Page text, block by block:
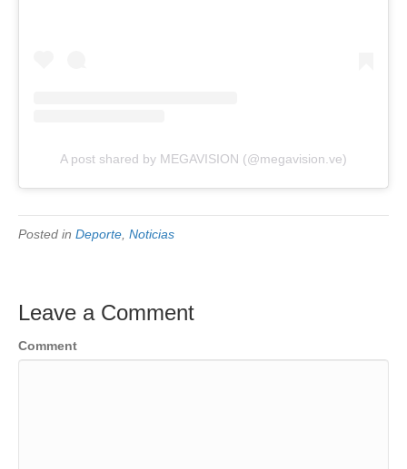
A post shared by MEGAVISION (@megavision.ve)
Posted in Deporte Noticias
Leave a Comment
Comment